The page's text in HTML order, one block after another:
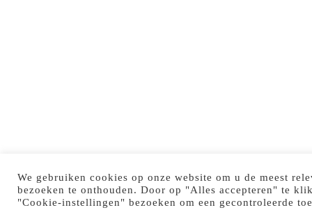
We gebruiken cookies op onze website om u de meest
bezoeken te onthouden. Door op "Alles accepteren" te
"Cookie-instellingen" bezoeken om een gecontroleerde